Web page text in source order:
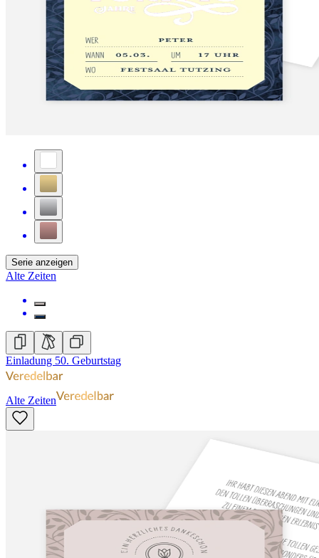
Serie anzeigen
Alte Zeiten
Einladung 50. Geburtstag
Alte Zeiten